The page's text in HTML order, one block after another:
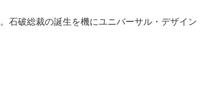
。石破総裁の誕生を機にユニバーサル・デザイン